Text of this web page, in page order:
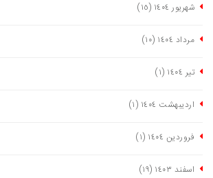
شهریور ١٤٠٤ (١٥)
مرداد ١٤٠٤ (١٠)
تیر ١٤٠٤ (١)
اردیبهشت ١٤٠٤ (١)
فروردین ١٤٠٤ (١)
اسفند ١٤٠٣ (١٩)